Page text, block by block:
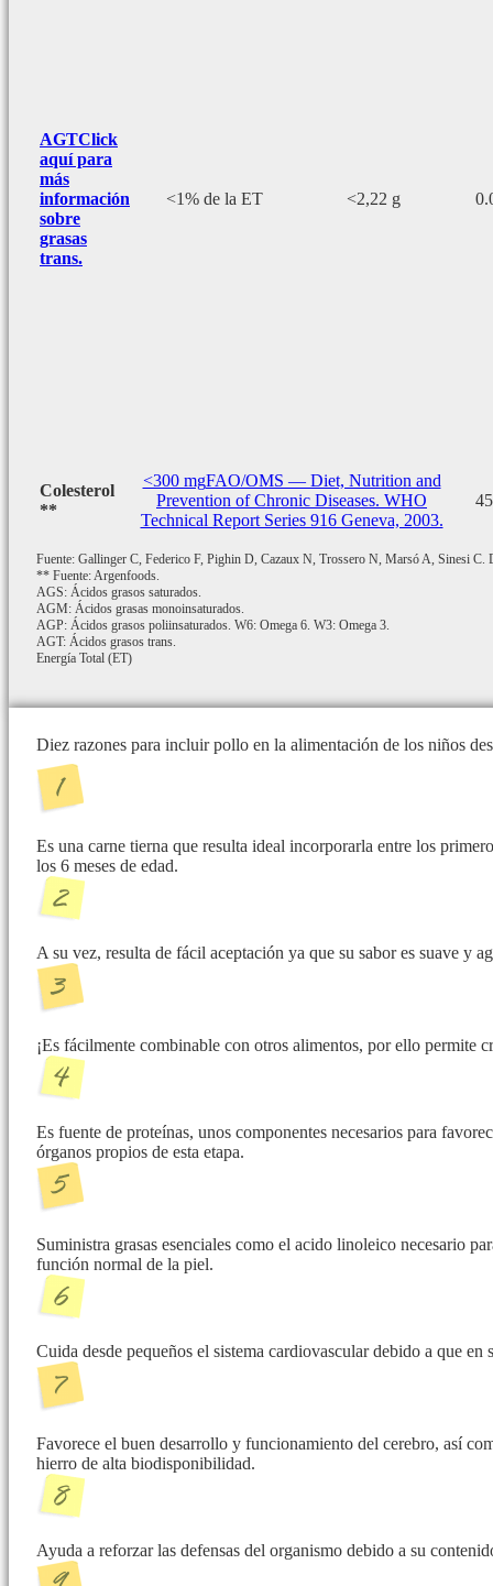
AGTClick
aquí para
más
información
sobre
grasas
trans.
<1% de la ET <2,22 g
Colesterol
**
<300 mgFAO/OMS — Diet, Nutrition and
Prevention of Chronic Diseases. WHO
Technical Report Series 916 Geneva, 2003.
Fuente: Gallinger C, Federico F, Pighin D, Cazaux N, Trossero N, Marsó A, Sinesi
** Fuente: Argenfoods.
AGS: Ácidos grasos saturados.
AGM: Ácidos grasas monoinsaturados.
AGP: Ácidos grasos poliinsaturados. W6: Omega 6. W3: Omega 3.
AGT: Ácidos grasos trans.
Energía Total (ET)
Diez razones para incluir pollo en la alimentación de los niños
Es una carne tierna que resulta ideal incorporarla entre los
los 6 meses de edad.
A su vez, resulta de fácil aceptación ya que su sabor es suave y
¡Es fácilmente combinable con otros alimentos, por ello permite
Es fuente de proteínas, unos componentes necesarios para
órganos propios de esta etapa.
Suministra grasas esenciales como el acido linoleico necesario
función normal de la piel.
Cuida desde pequeños el sistema cardiovascular debido a que
Favorece el buen desarrollo y funcionamiento del cerebro, así
hierro de alta biodisponibilidad.
Ayuda a reforzar las defensas del organismo debido a su